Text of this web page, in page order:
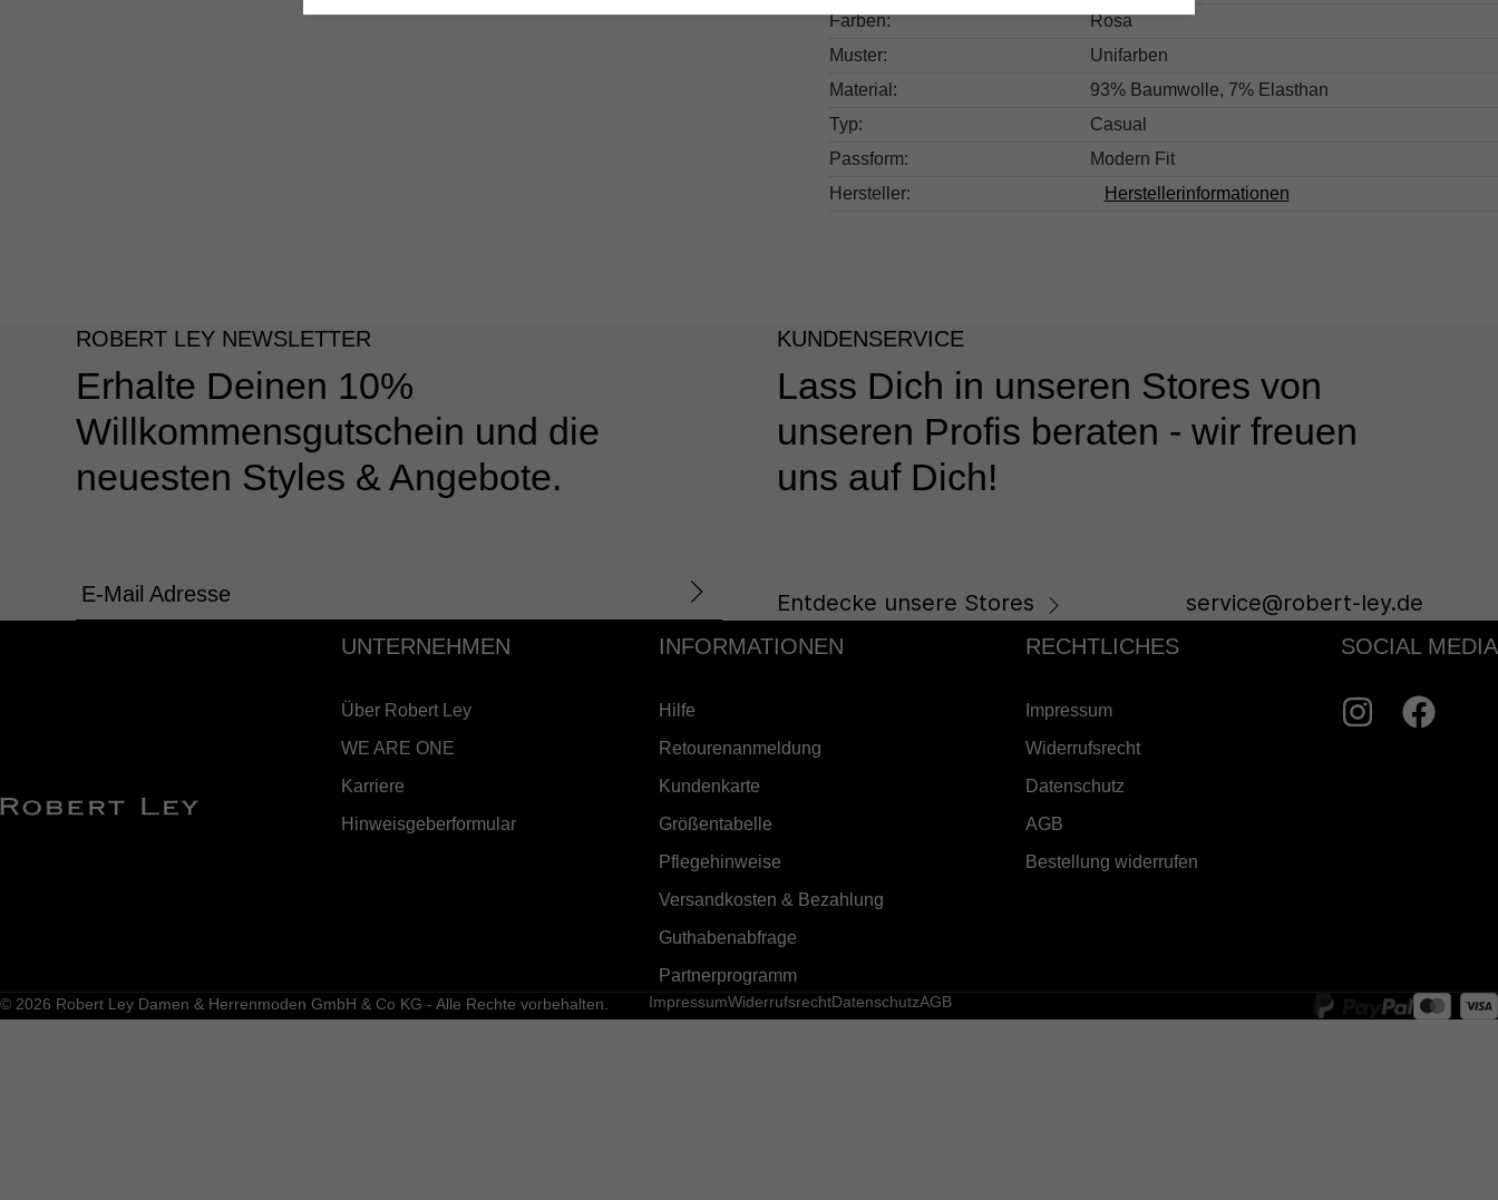
Farben:
Rosa
Muster:
Unifarben
Material:
93% Baumwolle, 7% Elasthan
Typ:
Casual
Passform:
Modern Fit
Hersteller:
Herstellerinformationen
ROBERT LEY NEWSLETTER
Erhalte Deinen 10%
Willkommensgutschein und die
neuesten Styles & Angebote.
E-Mail Adresse
KUNDENSERVICE
Lass Dich in unseren Stores von
unseren Profis beraten - wir freuen
uns auf Dich!
Entdecke unsere Stores service@robert-ley.de
UNTERNEHMEN
Über Robert Ley
WE ARE ONE
Karriere
Hinweisgeberformular
INFORMATIONEN
Hilfe
Retourenanmeldung
Kundenkarte
Größentabelle
Pflegehinweise
Versandkosten & Bezahlung
Guthabenabfrage
Partnerprogramm
RECHTLICHES
Impressum
Widerrufsrecht
Datenschutz
AGB
Bestellung widerrufen
SOCIAL MEDIA
© 2026 Robert Ley Damen & Herrenmoden GmbH & Co KG - Alle Rechte vorbehalten. ImpressumWiderrufsrechtDatenschutzAGB